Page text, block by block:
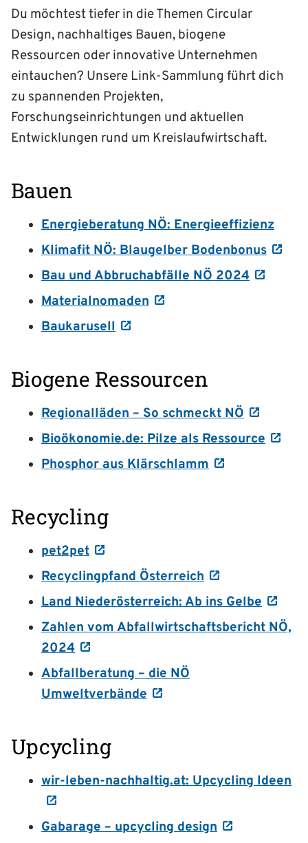
Du möchtest tiefer in die Themen Circular
Design, nachhaltiges Bauen, biogene
Ressourcen oder innovative Unternehmen
eintauchen? Unsere Link-Sammlung führt dich
zu spannenden Projekten,
Forschungseinrichtungen und aktuellen
Entwicklungen rund um Kreislaufwirtschaft.
Bauen
Energieberatung NÖ: Energieeffizienz
Klimafit NÖ: Blaugelber Bodenbonus
Bau und Abbruchabfälle NÖ 2024
Materialnomaden
Baukarusell
Biogene Ressourcen
Regionalläden – So schmeckt NÖ
Bioökonomie.de: Pilze als Ressource
Phosphor aus Klärschlamm
Recycling
pet2pet
Recyclingpfand Österreich
Land Niederösterreich: Ab ins Gelbe
Zahlen vom Abfallwirtschaftsbericht NÖ,
2024
Abfallberatung – die NÖ
Umweltverbände
Upcycling
wir-leben-nachhaltig.at: Upcycling Ideen
Gabarage – upcycling design